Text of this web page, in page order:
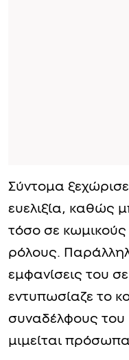
Σύντομα
ευελιξία, καθώς
τόσο σε
ρόλους.
εμφανίσεις του
εντυπωσίαζε το
συναδέλφους του
μιμείται